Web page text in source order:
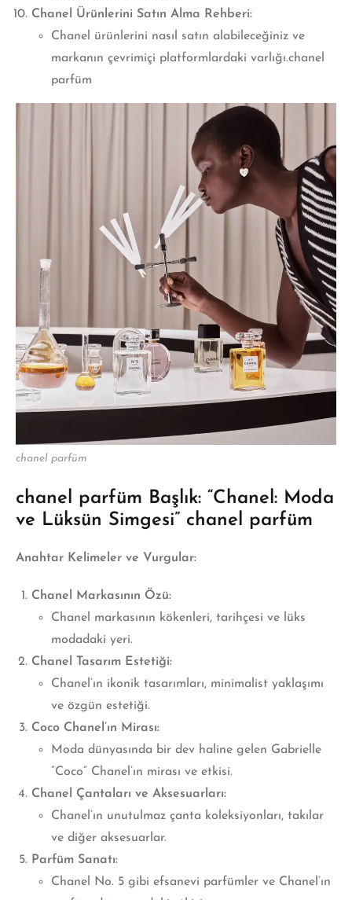
Chanel Ürünlerini Satın Alma Rehberi:
Chanel ürünlerini nasıl satın alabileceğiniz ve
markanın çevrimiçi platformlardaki varlığı.chanel
parfüm
chanel parfüm
chanel parfüm Başlık: “Chanel: Moda
ve Lüksün Simgesi” chanel parfüm
Anahtar Kelimeler ve Vurgular:
Chanel Markasının Özü:
Chanel markasının kökenleri, tarihçesi ve lüks
modadaki yeri.
Chanel Tasarım Estetiği:
Chanel’ın ikonik tasarımları, minimalist yaklaşımı
ve özgün estetiği.
Coco Chanel’ın Mirası:
Moda dünyasında bir dev haline gelen Gabrielle
“Coco” Chanel’ın mirası ve etkisi.
Chanel Çantaları ve Aksesuarları:
Chanel’ın unutulmaz çanta koleksiyonları, takılar
ve diğer aksesuarlar.
Parfüm Sanatı:
Chanel No. 5 gibi efsanevi parfümler ve Chanel’ın